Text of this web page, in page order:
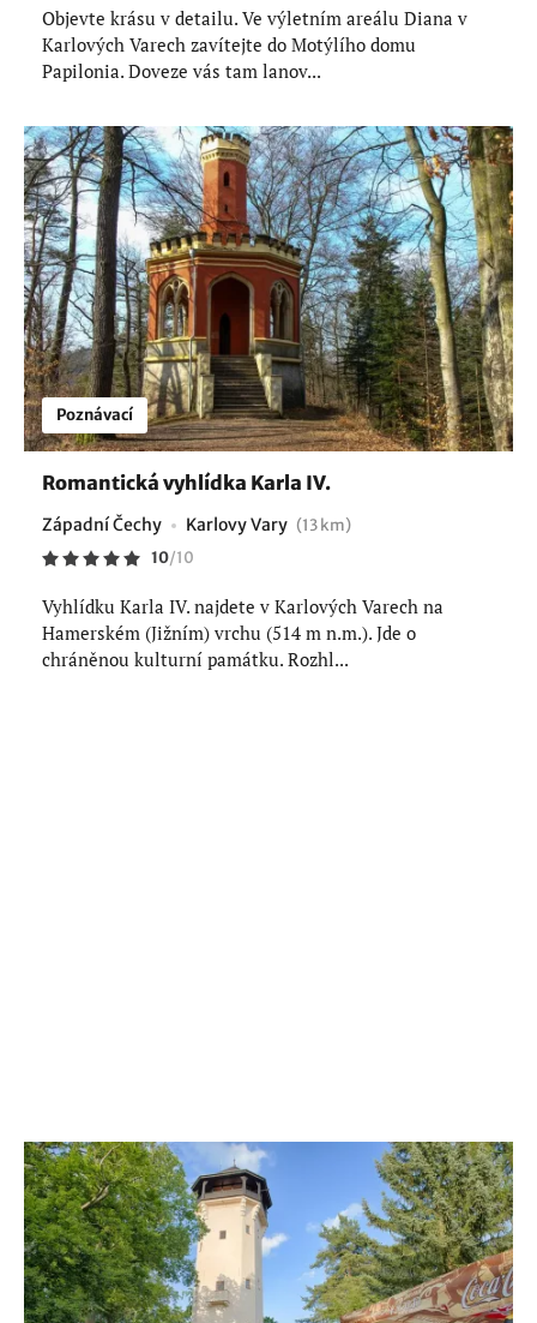
Objevte krásu v detailu. Ve výletním areálu Diana v
Karlových Varech zavítejte do Motýlího domu
Papilonia. Doveze vás tam lanov...
Poznávací
Romantická vyhlídka Karla IV.
Západní Čechy Karlovy Vary (13 km)
10/10
Vyhlídku Karla IV. najdete v Karlových Varech na
Hamerském (Jižním) vrchu (514 m n.m.). Jde o
chráněnou kulturní památku. Rozhl...